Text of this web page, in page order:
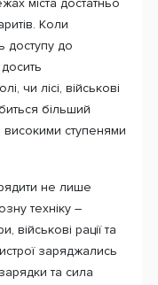
міста достатньо
Коли
доступу до
чи лісі, військові
більший
високими ступенями
не лише
техніку –
військові рації та
заряджались
та сила